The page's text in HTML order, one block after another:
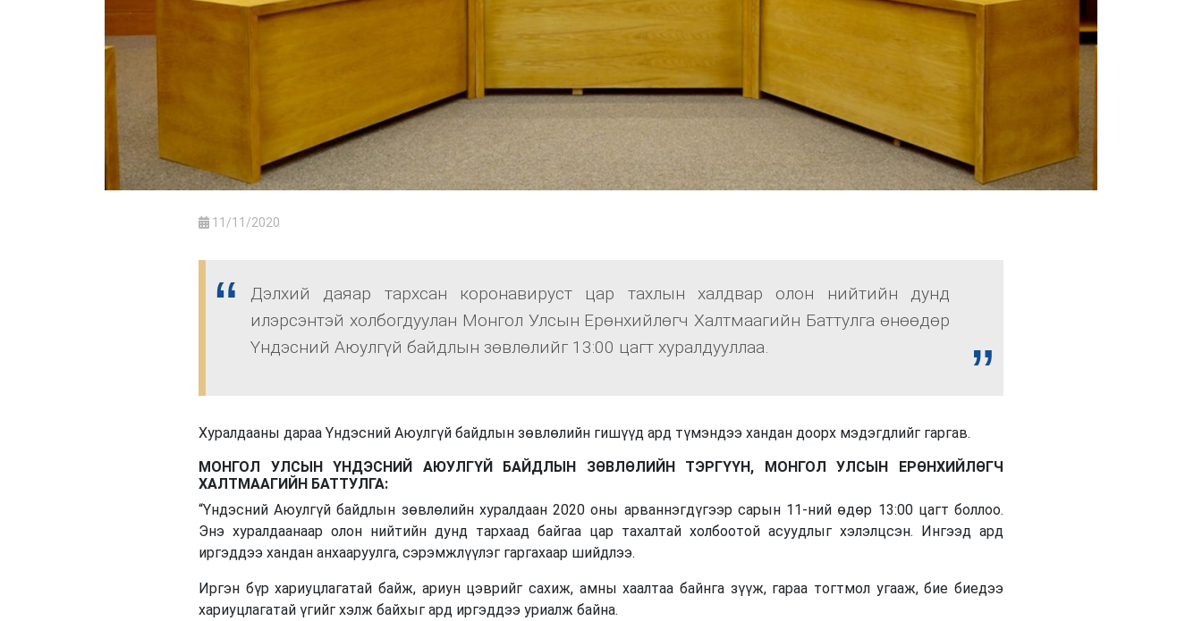
11/11/2020
Дэлхий даяар тархсан коронавируст цар тахлын халдвар олон нийтийн дунд
илэрсэнтэй холбогдуулан Монгол Улсын Ерөнхийлөгч Халтмаагийн Баттулга өнөөдөр
Үндэсний Аюулгүй байдлын зөвлөлийг 13:00 цагт хуралдууллаа.
Хуралдааны дараа Үндэсний Аюулгүй байдлын зөвлөлийн гишүүд ард түмэндээ хандан доорх мэдэгдлийг гаргав.
МОНГОЛ УЛСЫН ҮНДЭСНИЙ АЮУЛГҮЙ БАЙДЛЫН ЗӨВЛӨЛИЙН ТЭРГҮҮН, МОНГОЛ УЛСЫН ЕРӨНХИЙЛӨГЧ
ХАЛТМААГИЙН БАТТУЛГА:
“Үндэсний Аюулгүй байдлын зөвлөлийн хуралдаан 2020 оны арваннэгдүгээр сарын 11-ний өдөр 13:00 цагт боллоо.
Энэ хуралдаанаар олон нийтийн дунд тархаад байгаа цар тахалтай холбоотой асуудлыг хэлэлцсэн. Ингээд ард
иргэддээ хандан анхааруулга, сэрэмжлүүлэг гаргахаар шийдлээ.
Иргэн бүр хариуцлагатай байж, ариун цэврийг сахиж, амны хаалтаа байнга зүүж, гараа тогтмол угааж, бие биедээ
хариуцлагатай үгийг хэлж байхыг ард иргэддээ уриалж байна.